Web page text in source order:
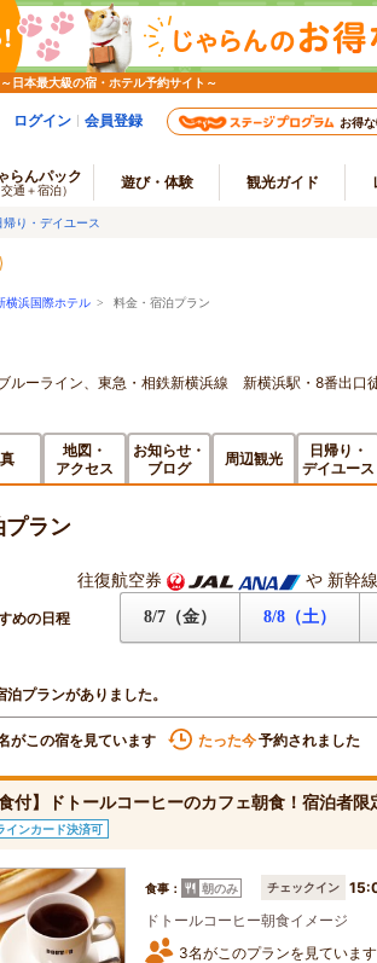
日本最大級の宿・ホテル予約サイト～
ログイン 会員登録 お得
らんパック
通＋宿泊） 遊び・体験 観光ガイド
帰り・デイユース
横浜国際ホテル > 料金・宿泊プラン
ルーライン、東急・相鉄新横浜線 新横浜駅・8番出口
地図・
アクセス
お知らせ・
ブログ
周辺観光
日帰り・
デイユース
プラン
往復航空券 や 新幹
めの日程 8/7（金） 8/8（土）
泊プランがありました。
がこの宿を見ています たった今予約されました
付】ドトールコーヒーのカフェ朝食！宿泊者
インカード決済可
食事： 朝のみ チェックイン
ドトールコーヒー朝食イメージ
3名がこのプランを見ています